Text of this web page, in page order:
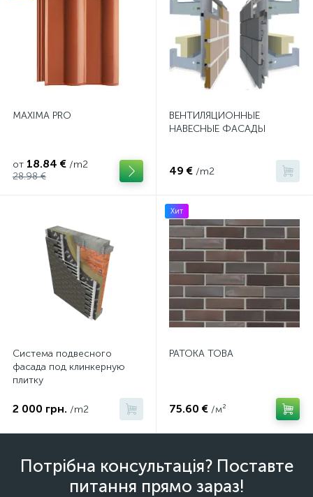
MAXIMA PRO
от 18.84 € /m2
28.98 €
ВЕНТИЛЯЦИОННЫЕ
НАВЕСНЫЕ ФАСАДЫ
49 € /m2
Система подвесного
фасада под клинкерную
плитку
2 000 грн. /m2
Хит
PATOKA TOBA
75.60 € /м²
Потрібна консультація? Поставте
питання прямо зараз!